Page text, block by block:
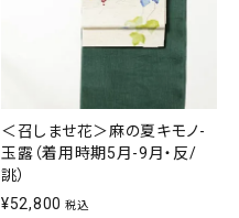
＜召しませ花＞麻の夏キモノ-
玉露（着用時期5月-9月・反/
誂）
¥52,800 税込